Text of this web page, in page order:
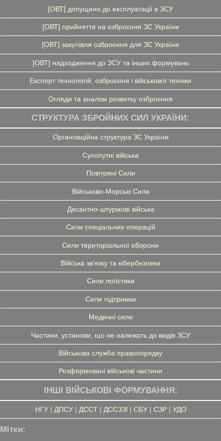
[ОВТ] допущено до експлуатації в ЗСУ
[ОВТ] прийняття на озброєння ЗС України
[ОВТ] закупівля озброєння для ЗС України
[ОВТ] надходження до ЗСУ та інших формувань
Експорт технологій, озброєння і військової техніки
Огляди та аналізи розвитку озброєння
СТРУКТУРА ЗБРОЙНИХ СИЛ УКРАЇНИ:
Організаційна структура ЗС України
Сухопутні війська
Повітряні Сили
Військово-Морські Сили
Десантно-штурмові війська
Сили спеціальних операцій
Сили територіальної оборони
Війська зв'язку та кібербезпеки
Сили логістики
Сили підтримки
Медичні сили
Частини, установи, що не належать до видів ЗСУ
Військова служба правопорядку
Розформовані військові частини
ІНШІ ВІЙСЬКОВІ ФОРМУВАННЯ:
НГУ| ДПСУ| ДССТ| ДССЗЗІ | СБУ| СЗР| УДО
Мітки: